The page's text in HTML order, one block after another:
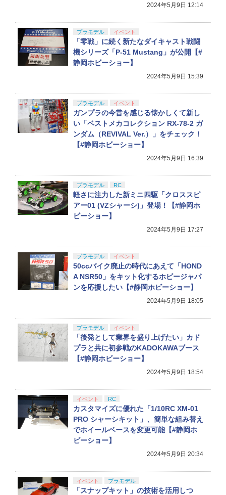
2024年5月9日 12:14
プラモデル イベント
「零戦」に続く新たなダイキャスト戦闘
機シリーズ「P-51 Mustang」が公開【#
静岡ホビーショー】
2024年5月9日 15:39
プラモデル イベント
ガンプラの今昔を感じる懐かしくて新し
い「ベストメカコレクション RX-78-2 ガ
ンダム（REVIVAL Ver.）」をチェック！
【#静岡ホビーショー】
2024年5月9日 16:39
プラモデル RC
軽さに注力した新ミニ四駆「クロススピ
アー01 (VZシャーシ)」登場！【#静岡ホ
ビーショー】
2024年5月9日 17:27
プラモデル イベント
50ccバイク廃止の時代にあえて「HOND
A NSR50」をキット化するホビージャパ
ンを応援したい【#静岡ホビーショー】
2024年5月9日 18:05
プラモデル イベント
「後発として業界を盛り上げたい」カド
プラと共に初参戦のKADOKAWAブース
【#静岡ホビーショー】
2024年5月9日 18:54
イベント RC
カスタマイズに優れた「1/10RC XM-01
PRO シャーシキット」、簡単な組み替え
でホイールベースを変更可能【#静岡ホ
ビーショー】
2024年5月9日 20:34
イベント プラモデル
「スナップキット」の技術を活用しつ